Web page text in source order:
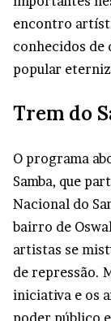
encontro
conhecidos de
popular
Trem do
O programa
Samba, que
Nacional do
bairro de
artistas se
de repressão.
iniciativa e os
poder público